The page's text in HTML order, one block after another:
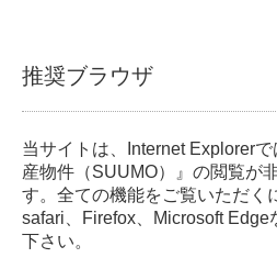
推奨ブラウザ
当サイトは、Internet Explorer
産物件（SUUMO）』の閲覧が
す。全ての機能をご覧いただく
safari、Firefox、Microsoft Edge
下さい。